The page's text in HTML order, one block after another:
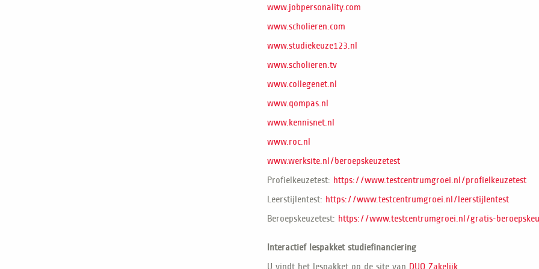
www.jobpersonality.com
www.scholieren.com
www.studiekeuze123.nl
www.scholieren.tv
www.collegenet.nl
www.qompas.nl
www.kennisnet.nl
www.roc.nl
www.werksite.nl/beroepskeuzetest
Profielkeuzetest: https://www.testcentrumgroei.nl/profielkeuzetest
Leerstijlentest: https://www.testcentrumgroei.nl/leerstijlentest
Beroepskeuzetest: https://www.testcentrumgroei.nl/gratis-
Interactief lespakket studiefinanciering
U vindt het lespakket op de site van DUO Zakelijk.